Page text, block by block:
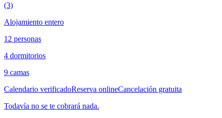
(3)
Alojamiento entero
12 personas
4 dormitorios
9 camas
Calendario verificadoReserva onlineCancelación gratuita
Todavía no se te cobrará nada.